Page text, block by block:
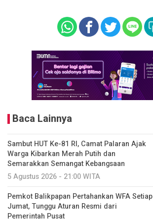
Baca Lainnya
Sambut HUT Ke-81 RI, Camat Palaran Ajak
Warga Kibarkan Merah Putih dan
Semarakkan Semangat Kebangsaan
5 Agustus 2026 - 21:00 WITA
Pemkot Balikpapan Pertahankan WFA Setiap
Jumat, Tunggu Aturan Resmi dari
Pemerintah Pusat